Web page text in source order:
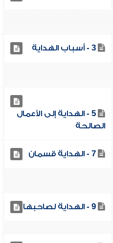
3 - أسباب الهداية
5 - الهداية إلى الأعمال
الصالحة
7 - الهداية قسمان
9 - الهداية لصاحبها